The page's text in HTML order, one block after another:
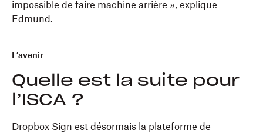
impossible de faire machine arrière », explique
Edmund.
L’avenir
Quelle est la suite pour
l’ISCA ?
Dropbox Sign est désormais la plateforme de